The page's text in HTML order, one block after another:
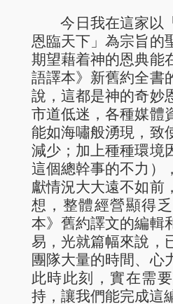
今日我在這家以
恩臨天下」為宗旨的
期望藉着神的恩典能
語譯本》新舊約全書
說，這都是神的奇妙
市道低迷，各種媒體
能如海嘯般湧現，致
減少；加上種種環境
這個總幹事的不力）
獻情況大大遠不如前
想，整體經營顯得
本》舊約譯文的編輯
易，光就篇幅來說，
團隊大量的時間、心
此時此刻，實在需
持，讓我們能完成這